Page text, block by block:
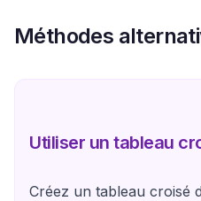
Méthodes
Utiliser un tableau
Créez un tableau croisé